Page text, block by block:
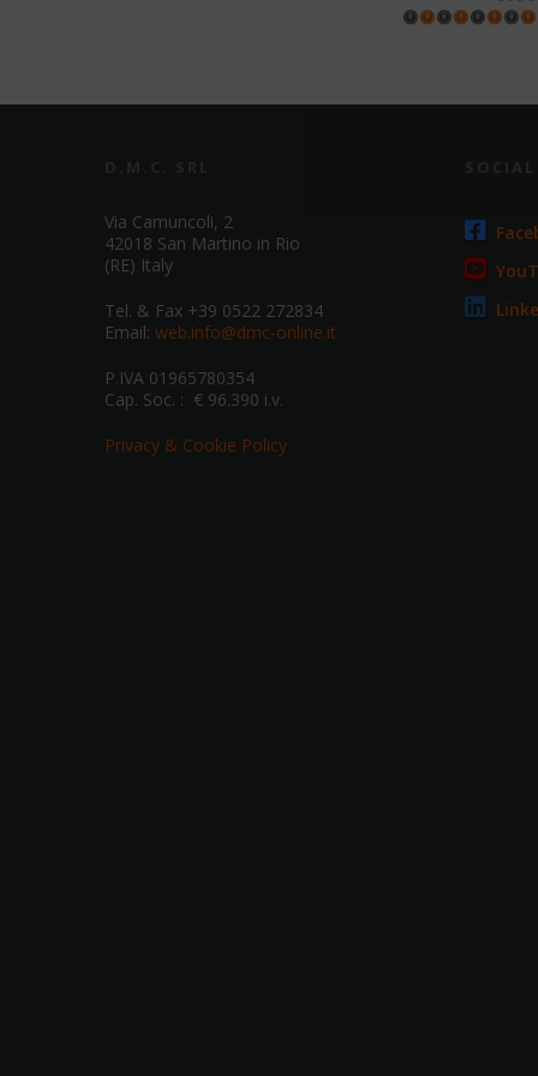
Via Camuncoli, 2
42018 San Martino in Rio
(RE) Italy
Tel. & Fax +39 0522 272834
Email: web.info@dmc-online.it
P.IVA 01965780354
Cap. Soc. : € 96.390 i.v.
Privacy & Cookie Policy